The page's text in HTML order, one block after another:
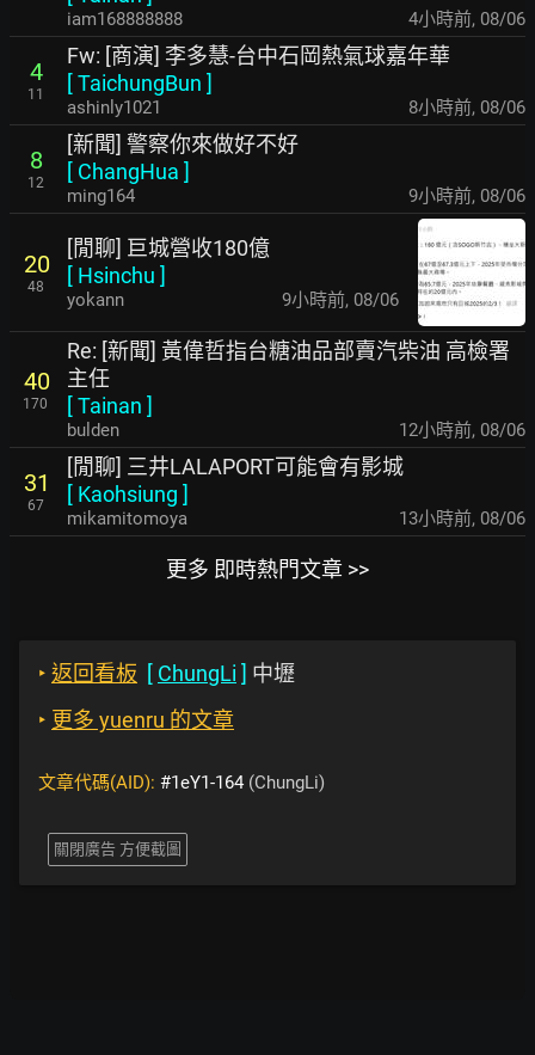
iam168888888 4小時前, 08/06
4
11
Fw: [商演] 李多慧-台中石岡熱氣球嘉年華
[TaichungBun ]
ashinly1021 8小時前, 08/06
8
12
[新聞] 警察你來做好不好
[ ChangHua ]
ming164 9小時前, 08/06
20
48
[閒聊] 巨城營收180億
[ Hsinchu ]
yokann 9小時前, 08/06
40
170
Re: [新聞] 黃偉哲指台糖油品部賣汽柴油 高檢署
主任
[Tainan ]
bulden 12小時前, 08/06
31
67
[閒聊] 三井LALAPORT可能會有影城
[ Kaohsiung ]
mikamitomoya 13小時前, 08/06
更多 即時熱門文章 >>
‣ 返回看板 [ ChungLi ] 中壢
‣ 更多 yuenru 的文章
文章代碼(AID): #1eY1-164 (ChungLi)
關閉廣告 方便截圖